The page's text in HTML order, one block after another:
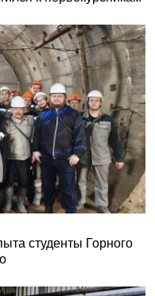
студенты Горного